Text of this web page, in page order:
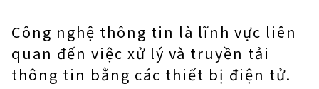
Công nghệ thông tin là lĩnh vực liên
quan đến việc xử lý và truyền tải
thông tin bằng các thiết bị điện tử.